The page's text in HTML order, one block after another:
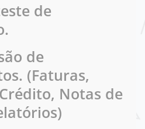
de
de
(Faturas,
Notas de